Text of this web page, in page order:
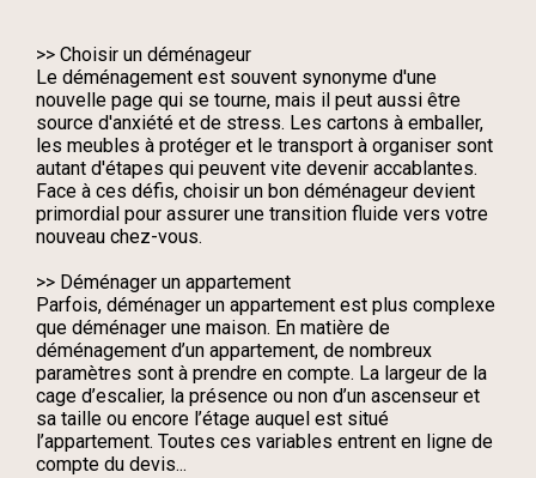
>> Choisir un déménageur
Le déménagement est souvent synonyme d'une
nouvelle page qui se tourne, mais il peut aussi être
source d'anxiété et de stress. Les cartons à emballer,
les meubles à protéger et le transport à organiser sont
autant d'étapes qui peuvent vite devenir accablantes.
Face à ces défis, choisir un bon déménageur devient
primordial pour assurer une transition fluide vers votre
nouveau chez-vous.
>> Déménager un appartement
Parfois, déménager un appartement est plus complexe
que déménager une maison. En matière de
déménagement d’un appartement, de nombreux
paramètres sont à prendre en compte. La largeur de la
cage d’escalier, la présence ou non d’un ascenseur et
sa taille ou encore l’étage auquel est situé
l’appartement. Toutes ces variables entrent en ligne de
compte du devis...